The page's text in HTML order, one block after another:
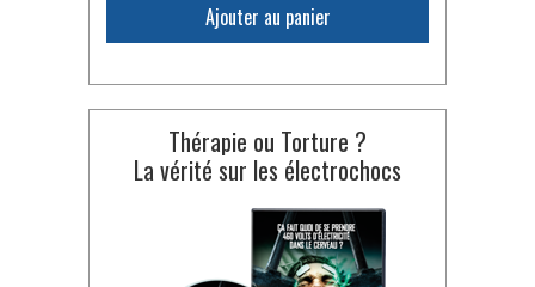
Ajouter au panier
Thérapie ou Torture ?
La vérité sur les électrochocs